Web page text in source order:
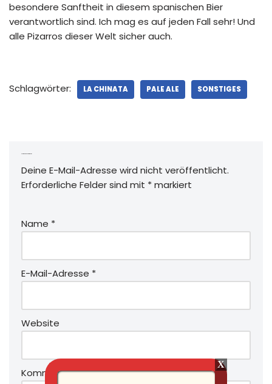
besondere Sanftheit in diesem spanischen Bier
verantwortlich sind. Ich mag es auf jeden Fall sehr! Und
alle Pizarros dieser Welt sicher auch.
Schlagwörter: LA CHINATA PALE ALE SONSTIGES
Deine E-Mail-Adresse wird nicht veröffentlicht.
Erforderliche Felder sind mit *markiert
Name *
E-Mail-Adresse *
Website
Kommentar*